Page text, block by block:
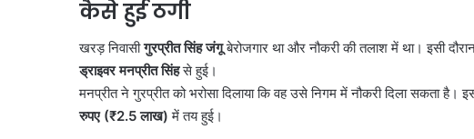
कैसे हुई ठगी
खरड़ निवासीगुरप्रीत सिंह जंगूबेरोजगार था और नौकरी की तलाश में था। इसी
ड्राइवर मनप्रीत सिंहसे हुई।
मनप्रीत ने गुरप्रीत को भरोसा दिलाया कि वह उसे निगम में नौकरी दिला सकता
रुपए (₹2.5लाख) में तय हुई।